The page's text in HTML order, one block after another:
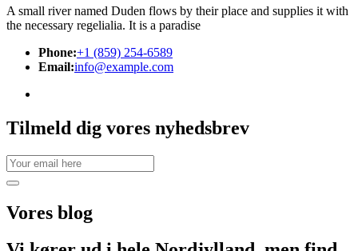
A small river named Duden flows by their place and supplies it with
the necessary regelialia. It is a paradise
Phone:+1 (859) 254-6589
Email:info@example.com
Tilmeld dig vores nyhedsbrev
Vores blog